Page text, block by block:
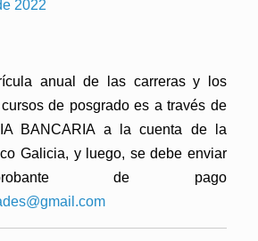
2022
anual de las carreras y los
de posgradoes a través de
BANCARIA a la cuenta de la
Galicia, y luego, se debe enviar
de pago